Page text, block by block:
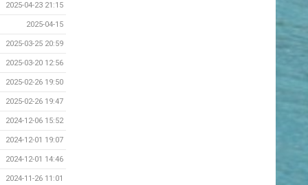
2025-04-23 21:15
2025-04-15
2025-03-25 20:59
2025-03-20 12:56
2025-02-26 19:50
2025-02-26 19:47
2024-12-06 15:52
2024-12-01 19:07
2024-12-01 14:46
2024-11-26 11:01